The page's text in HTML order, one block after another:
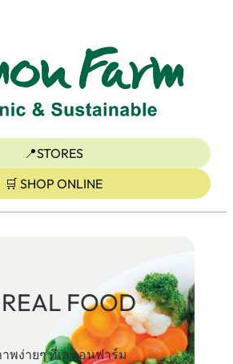
📍STORES
🛒 SHOP ONLINE
FOOD
พง่ายๆ ที่เลมอนฟาร์ม